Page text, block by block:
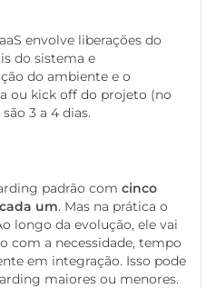
envolve liberações do
do sistema e
do ambiente e o
ou kick off do projeto (no
3 a 4 dias.
padrão com cinco
um. Mas na prática o
longo da evolução, ele vai
com a necessidade, tempo
em integração. Isso pode
maiores ou menores.